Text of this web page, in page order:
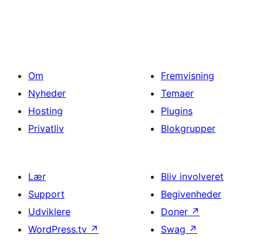
Om
Nyheder
Hosting
Privatliv
Fremvisning
Temaer
Plugins
Blokgrupper
Lær
Support
Udviklere
WordPress.tv ↗
Bliv involveret
Begivenheder
Doner ↗
Swag ↗